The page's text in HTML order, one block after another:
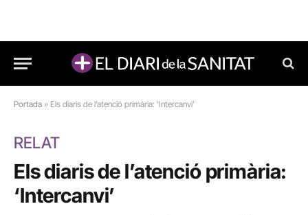
Portada » Els diaris de l’atenció primària: ‘Intercanvi’
RELAT
Els diaris de l’atenció primària:
‘Intercanvi’